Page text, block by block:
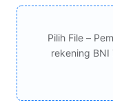
Pilih File –
rekening BNI